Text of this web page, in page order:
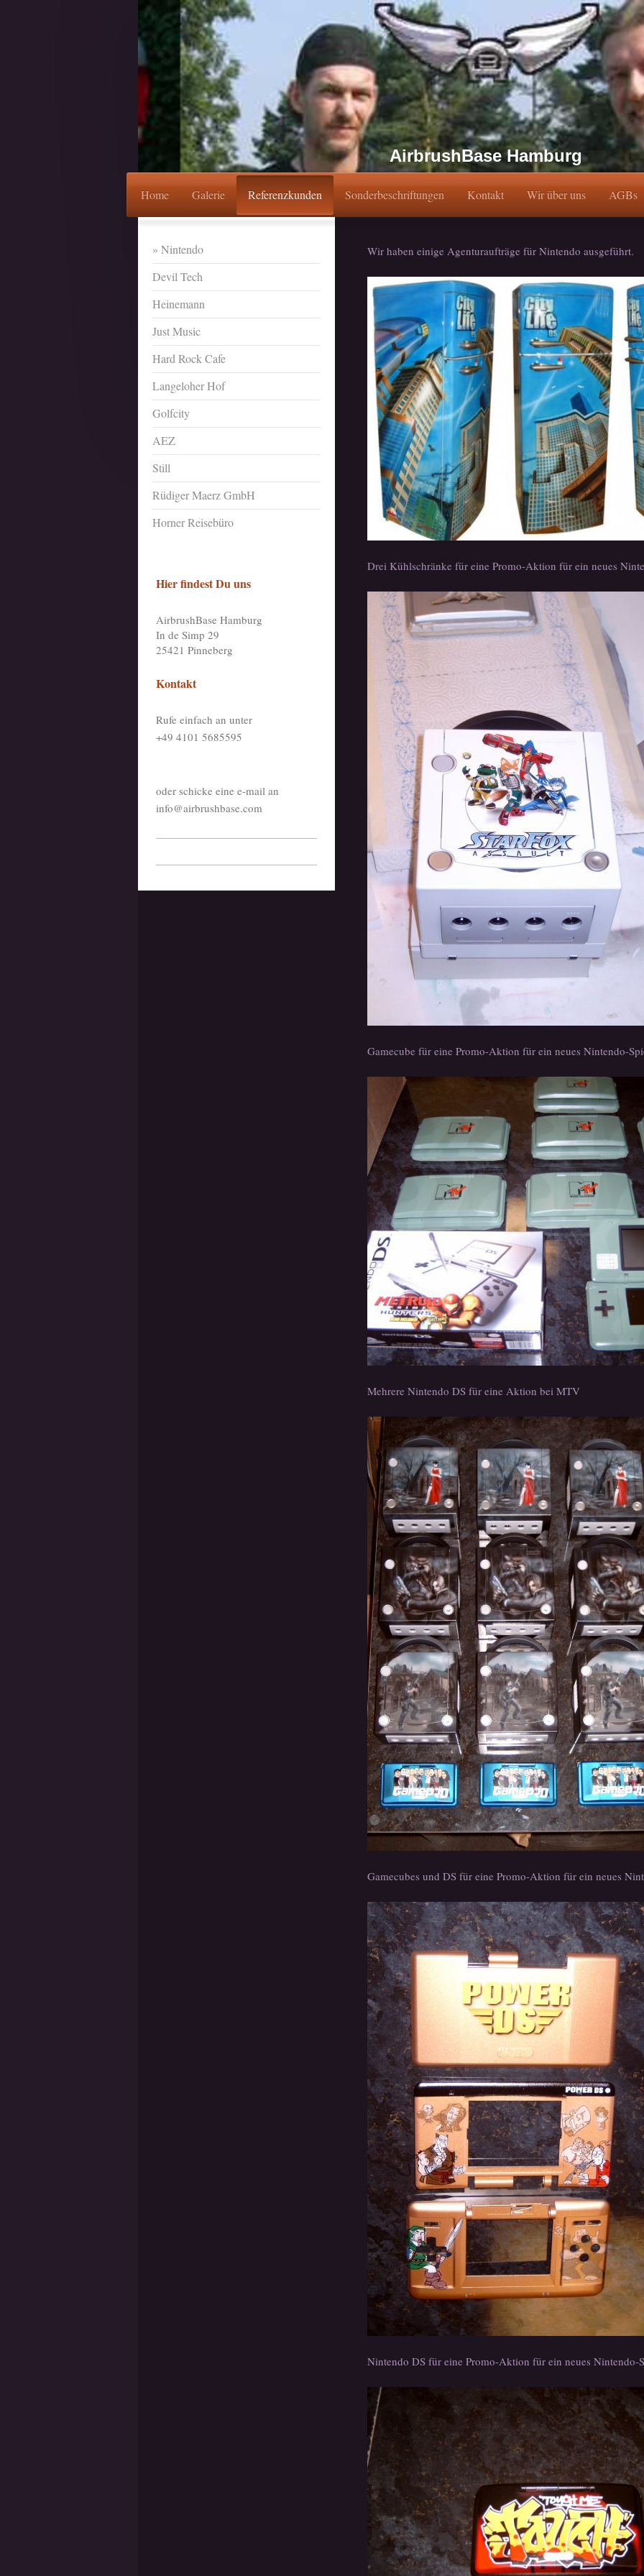
AirbrushBase Hamburg
Home Galerie Referenzkunden Sonderbeschriftungen Kontakt Wir über uns AGBs
Wir haben einige Agenturaufträge für Nintendo ausgeführt.
Drei Kühlschränke für eine Promo-Aktion für ein neues
Gamecube für eine Promo-Aktion für ein neues Nintendo-
Mehrere Nintendo DS für eine Aktion bei MTV
Gamecubes und DS für eine Promo-Aktion für ein neues
Nintendo DS für eine Promo-Aktion für ein neues Nintendo-
Nintendo
Devil Tech
Heinemann
Just Music
Hard Rock Cafe
Langeloher Hof
Golfcity
AEZ
Still
Rüdiger Maerz GmbH
Horner Reisebüro
Hier findest Du uns
AirbrushBase Hamburg
In de Simp 29
25421 Pinneberg
Kontakt
Rufe einfach an unter
+49 4101 5685595
oder schicke eine e-mail an
info@airbrushbase.com